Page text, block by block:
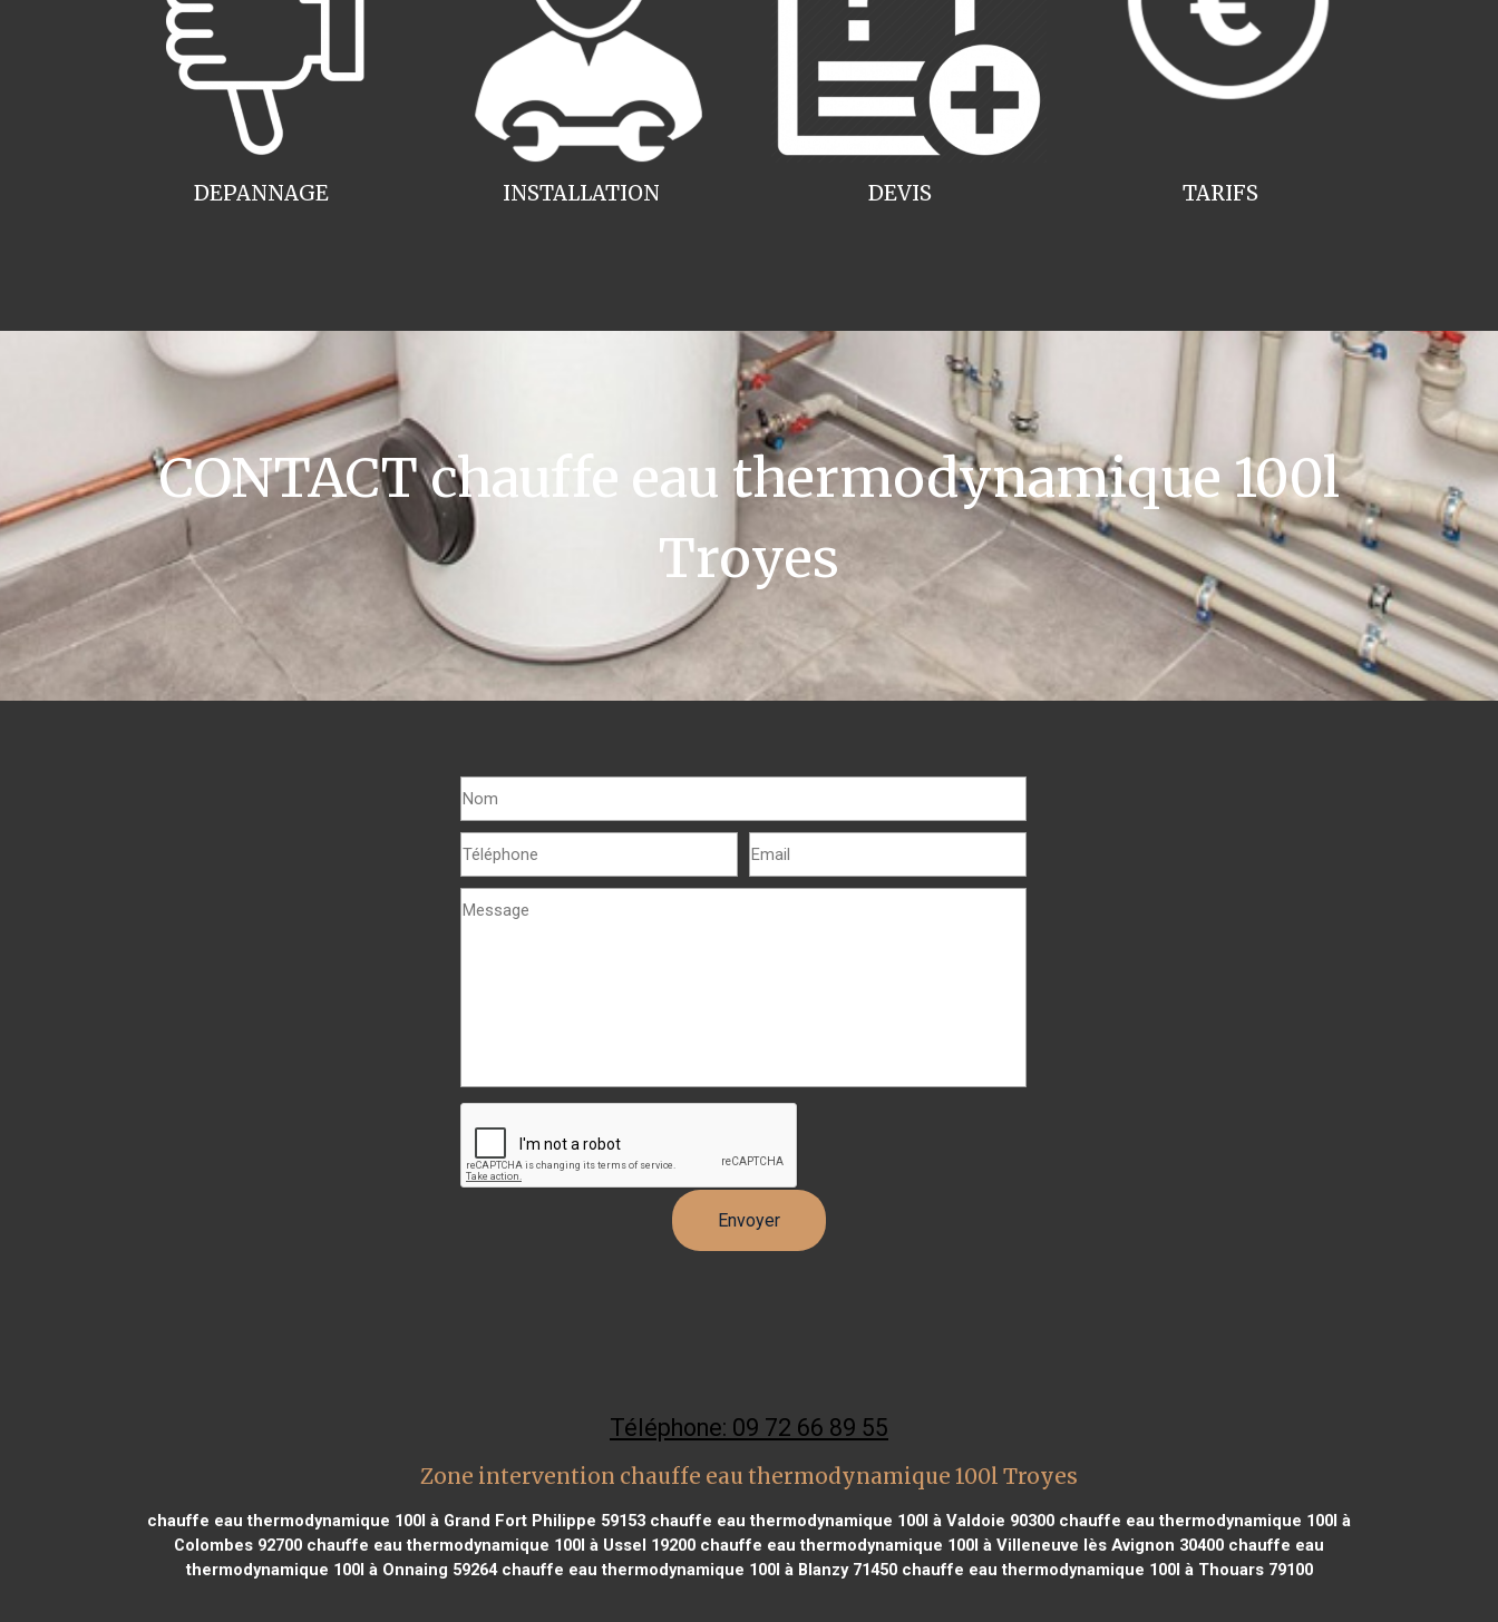
INSTALLATION
DEPANNAGE TARIFS
DEVIS
CONTACT chauffe eau thermodynamique 100l
Troyes
Téléphone: 09 72 66 89 55
Zone intervention chauffe eau thermodynamique 100l Troyes
chauffe eau thermodynamique 100l à Grand Fort Philippe 59153 chauffe eau thermodynamique 100l à Valdoie 90300 chauffe eau thermodynamique 100l à
Colombes 92700 chauffe eau thermodynamique 100l à Ussel 19200 chauffe eau thermodynamique 100l à Villeneuve lès Avignon 30400 chauffe eau
thermodynamique 100l à Onnaing 59264chauffe eau thermodynamique 100l à Blanzy 71450chauffe eau thermodynamique 100l à Thouars 79100